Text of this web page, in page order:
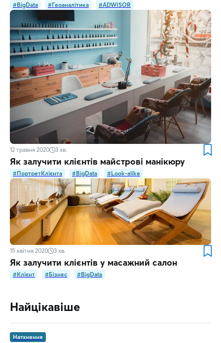
#BigData #Геоаналітика #ADWISOR
12 травня 2020 3 хв.
Як залучити клієнтів майстрові манікюру
#ПортретКлієнта #BigData #Look-alike
15 квітня 2020 3 хв.
Як залучити клієнтів у масажний салон
#Клієнт #Бізнес #BigData
Найцікавіше
Натхнення